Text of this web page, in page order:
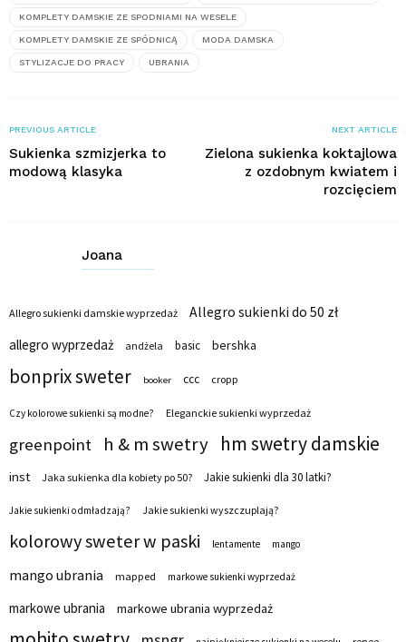
KOMPLETY DAMSKIE ZE SPODNIAMI NA WESELE
KOMPLETY DAMSKIE ZE SPÓDNICĄ MODA DAMSKA
STYLIZACJE DO PRACY UBRANIA
PREVIOUS ARTICLE
Sukienka szmizjerka to
modową klasyka
NEXT ARTICLE
Zielona sukienka koktajlowa
z ozdobnym kwiatem i
rozcięciem
Joana
Allegro sukienki damskie wyprzedaż
Allegro sukienki do 50 zł
allegro wyprzedaż
andżela basic bershka
bonprix sweter booker ccc cropp
Czy kolorowe sukienki są modne? Eleganckie sukienki wyprzedaż
greenpoint h & m swetry hm swetry damskie
inst Jaka sukienka dla kobiety po 50? Jakie sukienki dla 30 latki?
Jakie sukienki odmładzają? Jakie sukienki wyszczuplają?
kolorowy sweter w paski lentamente mango
mango ubrania mapped markowe sukienki wyprzedaż
markowe ubrania markowe ubrania wyprzedaż